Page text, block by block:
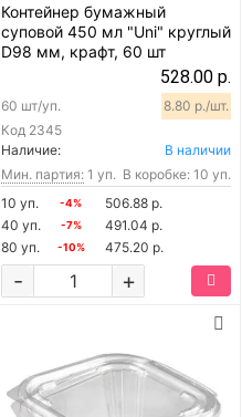
Контейнер бумажный
суповой 450 мл "Uni" круглый
D98 мм, крафт, 60 шт
528.00 р.
Код 2345
60 шт/уп. 8.80 р./шт.
Наличие:
В наличии
Мин. партия: 1 уп. В коробке: 10 уп.
10 уп.
-4%
506.88 р.
40 уп.
-7%
491.04 р.
80 уп.
-10% 475.20 р.
+
-